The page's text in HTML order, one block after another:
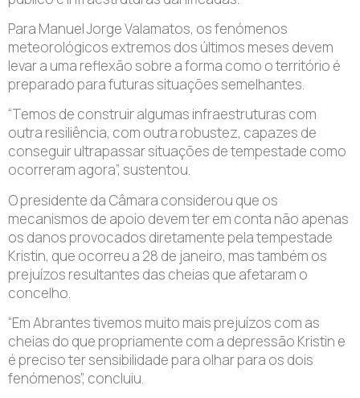
Para Manuel Jorge Valamatos, os fenómenos
meteorológicos extremos dos últimos meses devem
levar a uma reflexão sobre a forma como o território é
preparado para futuras situações semelhantes.
“Temos de construir algumas infraestruturas com
outra resiliência, com outra robustez, capazes de
conseguir ultrapassar situações de tempestade como
ocorreram agora”, sustentou.
O presidente da Câmara considerou que os
mecanismos de apoio devem ter em conta não apenas
os danos provocados diretamente pela tempestade
Kristin, que ocorreu a 28 de janeiro, mas também os
prejuízos resultantes das cheias que afetaram o
concelho.
“Em Abrantes tivemos muito mais prejuízos com as
cheias do que propriamente com a depressão Kristin e
é preciso ter sensibilidade para olhar para os dois
fenómenos”, concluiu.